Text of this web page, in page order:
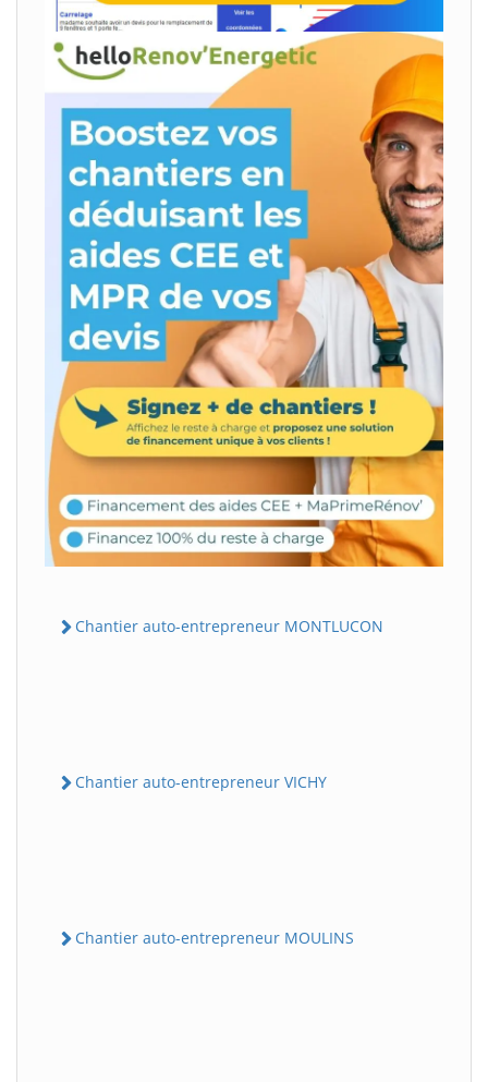
Chantier auto-entrepreneur MONTLUCON
Chantier auto-entrepreneur VICHY
Chantier auto-entrepreneur MOULINS